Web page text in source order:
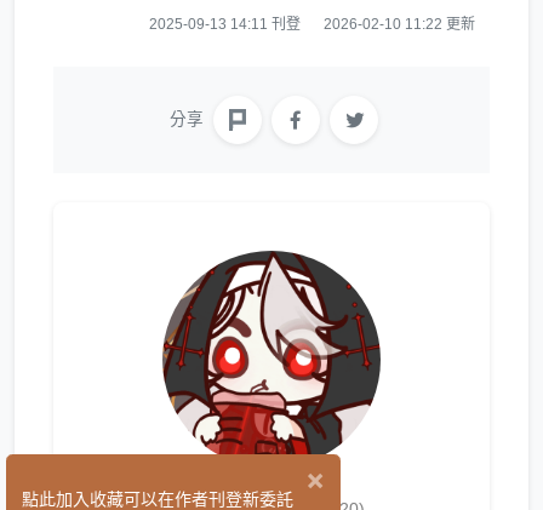
2025-09-13 14:11 刊登 2026-02-10 11:22 更新
分享
×
點此加入收藏可以在作者刊登新委託